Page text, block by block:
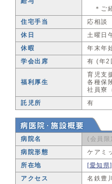
＊ご
住宅手当
応相談
休日
土曜日
休暇
年末年
学会出席
有 (年2
福利厚生
育児支
各種保
社員寮
託児所
有
病院名
(会員限
病院形態
ケアミ
所在地
[愛知県]
アクセス
名鉄豊